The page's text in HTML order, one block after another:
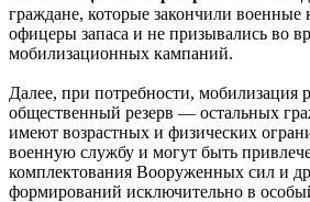
граждане, которые закончили военные
офицеры запаса и не призывались во
мобилизационных кампаний.
Далее, при потребности, мобилизация
общественный резерв — остальных
имеют возрастных и физических
военную службу и могут быть
комплектования Вооруженных сил и
формирований исключительно в